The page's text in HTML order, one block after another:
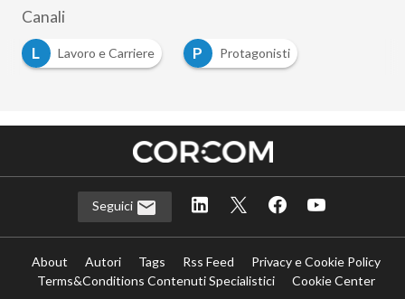
Canali
L
Lavoro e Carriere P Protagonisti
Seguici
About Autori Tags Rss Feed
Privacy e Cookie Policy
Terms&Conditions Contenuti Specialistici
Cookie Center